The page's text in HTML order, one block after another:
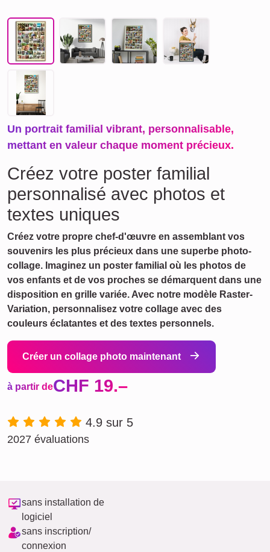
Un portrait familial vibrant, personnalisable,
mettant en valeur chaque moment précieux.
Créez votre poster familial
personnalisé avec photos et
textes uniques
Créez votre propre chef-d'œuvre en assemblant vos
souvenirs les plus précieux dans une superbe photo-
collage. Imaginez un poster familial où les photos de
vos enfants et de vos proches se démarquent dans une
disposition en grille variée. Avec notre modèle Raster-
Variation, personnalisez votre collage avec des
couleurs éclatantes et des textes personnels.
Créer un collage photo maintenant
à partir deCHF 19.–
4.9 sur 5
2027 évaluations
sans installation de
logiciel
sans inscription/
connexion